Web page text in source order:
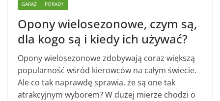
GARAŻ PORADY
Opony wielosezonowe, czym są,
dla kogo są i kiedy ich używać?
Opony wielosezonowe zdobywają coraz większą
popularność wśród kierowców na całym świecie.
Ale co tak naprawdę sprawia, że są one tak
atrakcyjnym wyborem? W dużej mierze chodzi o